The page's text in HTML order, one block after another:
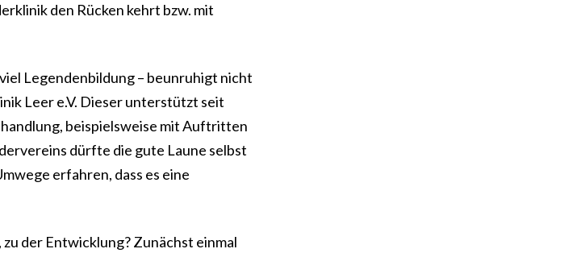
den Rücken kehrt bzw. mit
Legendenbildung – beunruhigt nicht
Leer e.V. Dieser unterstützt seit
beispielsweise mit Auftritten
dürfte die gute Laune selbst
erfahren, dass es eine
der Entwicklung? Zunächst einmal